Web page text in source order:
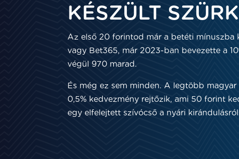
KÉSZÜLT
Az első 20 forintod már a betéti
vagy Bet365, már 2023-ban bevezette a
végül 970 marad.
És még ez sem minden. A legtöbb
0,5% kedvezmény rejtőzik, ami 50 forint
egy elfelejtett szívócső a nyári